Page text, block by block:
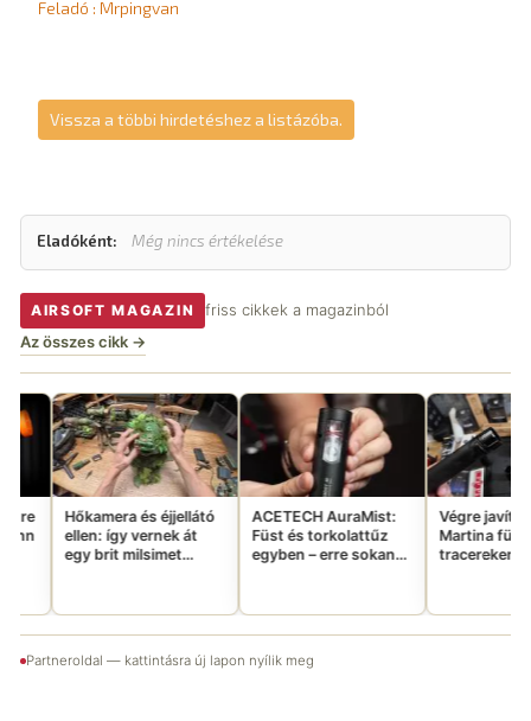
Feladó : Mrpingvan
Vissza a többi hirdetéshez a listázóba.
Eladóként: Még nincs értékelése
AIRSOFT MAGAZIN
friss cikkek a magazinból
Az összes cikk →
és éjjellátó
vernek át
milsimet
ACETECH AuraMist:
Füst és torkolattűz
egyben – erre sokan
Végre javítottak a
Martina füst-
tracereken – megvan
Partneroldal — kattintásra új lapon nyílik meg